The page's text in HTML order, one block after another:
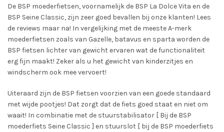
De BSP moederfietsen, voornamelijk de BSP La Dolce Vita en de
BSP Seine Classic, zijn zeer goed bevallen bij onze klanten! Lees
de reviews maar na! In vergelijking met de meeste A-merk
moederfietsen zoals van Gazelle, batavus en sparta worden de
BSP fietsen lichter van gewicht ervaren wat de functionaliteit
erg fijn maakt! Zeker als u het gewicht van kinderzitjes en
windscherm ook mee vervoert!
Uiteraard zijn de BSP fietsen voorzien van een goede standaard
met wijde pootjes! Dat zorgt dat de fiets goed staat en niet om
waait! In combinatie met de stuurstabilisator [ Bij de BSP
moederfiets Seine Classic ] en stuurslot [ bij de BSP moederfiets